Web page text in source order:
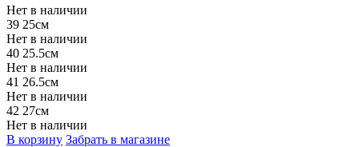
Нет в наличии
39 25см
Нет в наличии
40 25.5см
Нет в наличии
41 26.5см
Нет в наличии
42 27см
Нет в наличии
В корзину Забрать в магазине